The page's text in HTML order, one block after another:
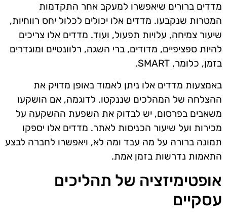
מדדים ברורים שיאפשרו למעקב אחר התקדמות
המטרות שנקבעו. מדדים אלו יכולים לכלול יחס רווחיות,
שיעור צמיחה, עלויות תפעול, ועוד. מדדים אלו צריכים
להיות ספציפיים, מדודים, ברי השגה, רלוונטיים ומוגדרים
בזמן, כלומר, SMART.
באמצעות מדדים אלו ניתן לאמוד באופן מדויק את
ההצלחה של המהלכים שננקטו. לדוגמה, אם הושקעו
משאבים בפרסום, יש לבדוק את השפעת ההשקעה על
מכירות ועל שיעור הכניסות לאתר. מדדים אלו יספקו
תמונה ברורה על מה עבד ומה לא, ויאפשרו לחברה לבצע
התאמות נדרשות בזמן אמת.
אופטימיזציה של תהליכים
עסקיים